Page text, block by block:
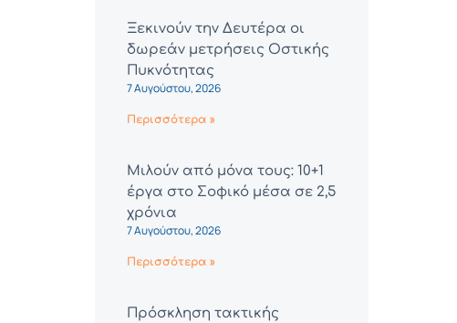
Ξεκινούν την Δευτέρα οι
δωρεάν μετρήσεις Οστικής
Πυκνότητας
7 Αυγούστου, 2026
Περισσότερα »
Μιλούν από μόνα τους: 10+1
έργα στο Σοφικό μέσα σε 2,5
χρόνια
7 Αυγούστου, 2026
Περισσότερα »
Πρόσκληση τακτικής